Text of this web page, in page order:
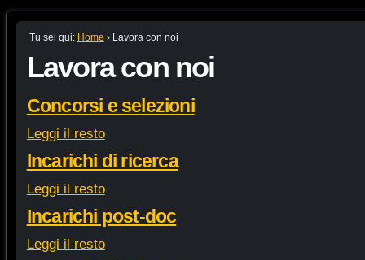
Tu sei qui: Home › Lavora con noi
Lavora con noi
Concorsi e selezioni
Leggi il resto
Incarichi di ricerca
Leggi il resto
Incarichi post-doc
Leggi il resto